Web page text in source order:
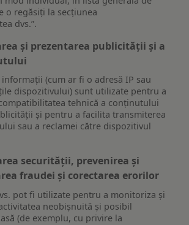
o regăsiți la secțiunea
dvs.”.
și prezentarea publicității și a
(cum ar fi o adresă IP sau
dispozitivului) sunt utilizate pentru a
tehnică a conținutului
și pentru a facilita transmiterea
sau a reclamei către dispozitivul
securității, prevenirea și
fraudei și corectarea erorilor
pot fi utilizate pentru a monitoriza și
neobișnuită și posibil
(de exemplu, cu privire la